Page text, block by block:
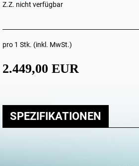
Z.Z. nicht verfügbar
pro 1 Stk. (inkl. MwSt.)
2.449,00 EUR
SPEZIFIKATIONEN